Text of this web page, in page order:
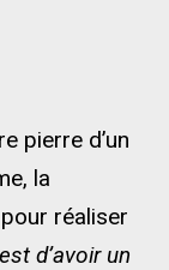
pierre d’un
la
réaliser
d’avoir un